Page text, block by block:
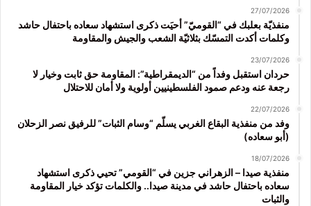
27/07/2026
منفذيّة بعلبك في “القوميّ” أحيَت ذكرى استشهاد سعاده باحتفال حاشد
وكلمات أكدت التمسّك بثلاثيّة الشعب والجيش والمقاومة
23/07/2026
حردان استقبل وفداً من “الديمقراطية”: المقاومة حق ثابت وخيار لا
رجعة عنه ودعم صمود الفلسطينيين أولوية ولا أمان للاحتلال
22/07/2026
وفد من منفذية البقاع الغربي يسلّم “وسام الثبات” للرفيق نصر الزحلان
(أبو سعاده)
18/07/2026
منفذية صيدا – الزهراني جزين في “القومي” تحيي ذكرى استشهاد
سعاده باحتفال حاشد في مدينة صيدا.. والكلمات تؤكد خيار المقاومة
والثبات